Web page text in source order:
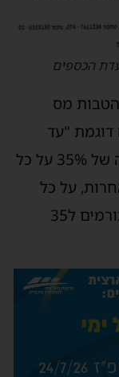
הכספים
מס
"עד
כאן". הסעיף מעניק הטבת מס בגובה של 35% על כל
על כל
100 שקלים שנתרמים לה, זכאים התורמים ל35